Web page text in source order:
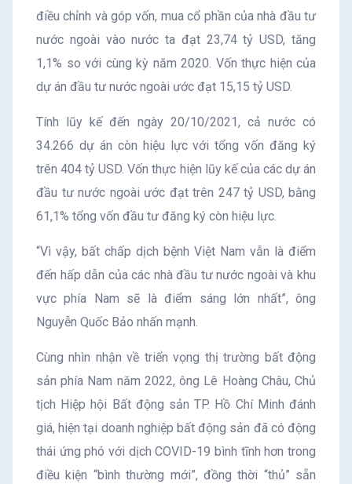
điều chỉnh và góp vốn, mua cổ phần của nhà đầu tư
nước ngoài vào nước ta đạt 23,74 tỷ USD, tăng
1,1% so với cùng kỳ năm 2020. Vốn thực hiện của
dự án đầu tư nước ngoài ước đạt 15,15 tỷ USD.
Tính lũy kế đến ngày 20/10/2021, cả nước có
34.266 dự án còn hiệu lực với tổng vốn đăng ký
trên 404 tỷ USD. Vốn thực hiện lũy kế của các dự án
đầu tư nước ngoài ước đạt trên 247 tỷ USD, bằng
61,1% tổng vốn đầu tư đăng ký còn hiệu lực.
“Vì vậy, bất chấp dịch bệnh Việt Nam vẫn là điểm
đến hấp dẫn của các nhà đầu tư nước ngoài và khu
vực phía Nam sẽ là điểm sáng lớn nhất”, ông
Nguyễn Quốc Bảo nhấn mạnh.
Cùng nhìn nhận về triển vọng thị trường bất động
sản phía Nam năm 2022, ông Lê Hoàng Châu, Chủ
tịch Hiệp hội Bất động sản TP. Hồ Chí Minh đánh
giá, hiện tại doanh nghiệp bất động sản đã có động
thái ứng phó với dịch COVID-19 bình tĩnh hơn trong
điều kiện “bình thường mới”, đồng thời “thủ” sẵn